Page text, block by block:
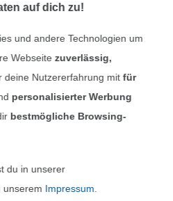
wechseln (aktuell
auf dich zu!
und andere Technologien um
Webseite zuverlässig,
deine Nutzererfahrung mitfür
personalisierter Werbung
bestmögliche Browsing-
du in unserer
unserem Impressum